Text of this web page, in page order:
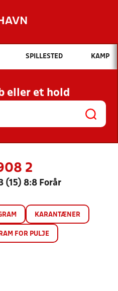
Hvad vil du søge efter?
INDHOLD OG NYHEDER
KLUBBER OG
SPILLESTED KAMP
eller et hold
2
(15) 8:8 Forår
KARANTÆNER
FOR PULJE